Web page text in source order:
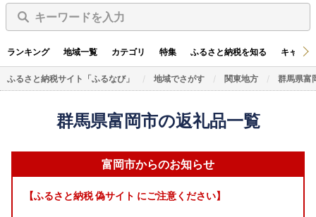
キーワードを入力
ランキング 地域一覧 カテゴリ 特集 ふるさと納税を知る キャン
ふるさと納税サイト「ふるなび」 地域でさがす 関東地方 群馬県富
群馬県富岡市の返礼品一覧
富岡市からのお知らせ
【ふるさと納税 偽サイト にご注意ください】